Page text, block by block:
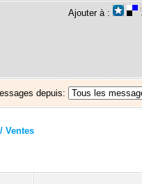
Ajouter à :
depuis:
Ventes